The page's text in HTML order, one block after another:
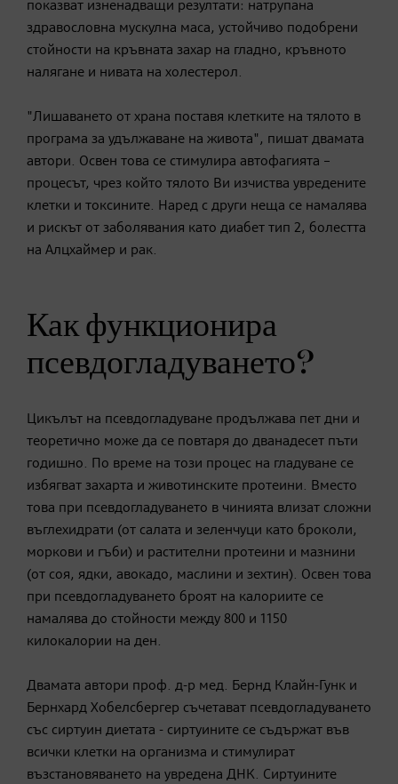
показват изненадващи резултати: натрупана
здравословна мускулна маса, устойчиво подобрени
стойности на кръвната захар на гладно, кръвното
налягане и нивата на холестерол.
"Лишаването от храна поставя клетките на тялото в
програма за удължаване на живота", пишат двамата
автори. Освен това се стимулира автофагията –
процесът, чрез който тялото Ви изчиства увредените
клетки и токсините. Наред с други неща се намалява
и рискът от заболявания като диабет тип 2, болестта
на Алцхаймер и рак.
Как функционира
псевдогладуването?
Цикълът на псевдогладуване продължава пет дни и
теоретично може да се повтаря до дванадесет пъти
годишно. По време на този процес на гладуване се
избягват захарта и животинските протеини. Вместо
това при псевдогладуването в чинията влизат сложни
въглехидрати (от салата и зеленчуци като броколи,
моркови и гъби) и растителни протеини и мазнини
(от соя, ядки, авокадо, маслини и зехтин). Освен това
при псевдогладуването броят на калориите се
намалява до стойности между 800 и 1150
килокалории на ден.
Двамата автори проф. д-р мед. Бернд Клайн-Гунк и
Бернхард Хобелсбергер съчетават псевдогладуването
със сиртуин диетата - сиртуините се съдържат във
всички клетки на организма и стимулират
възстановяването на увредена ДНК. Сиртуините